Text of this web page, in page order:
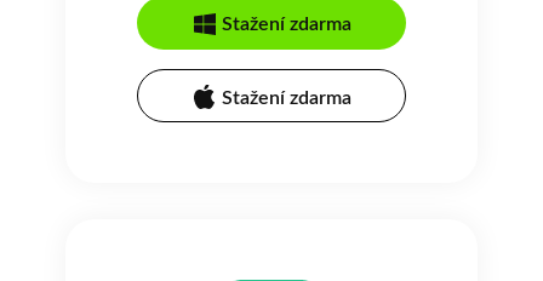
Stažení zdarma
Stažení zdarma